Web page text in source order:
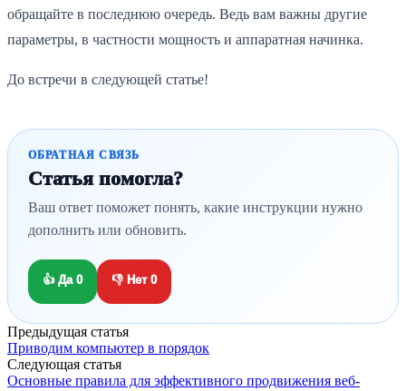
обращайте в последнюю очередь. Ведь вам важны другие
параметры, в частности мощность и аппаратная начинка.
До встречи в следующей статье!
ОБРАТНАЯ СВЯЗЬ
Статья помогла?
Ваш ответ поможет понять, какие инструкции нужно
дополнить или обновить.
👍 Да 0 👎 Нет 0
Предыдущая статья
Приводим компьютер в порядок
Следующая статья
Основные правила для эффективного продвижения веб-